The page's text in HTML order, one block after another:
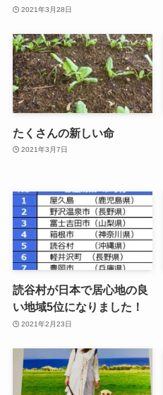
2021年3月28日
たくさんの新しい命
2021年3月7日
読谷村が日本で居心地の良
い地域5位になりました！
2021年2月23日